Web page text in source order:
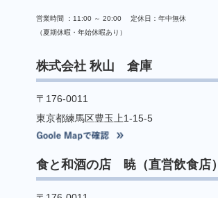
営業時間 ：11:00 ～ 20:00 定休日：年中無休
（夏期休暇・年始休暇あり）
株式会社 秋山 倉庫
〒176-0011
東京都練馬区豊玉上1-15-5
食と和酒の店 暁（直営飲食店）